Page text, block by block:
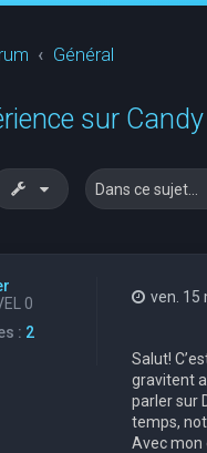
Général
sur
0
: 2
ven. 15
Salut!
gravitent
parler sur
temps,
Avec mon